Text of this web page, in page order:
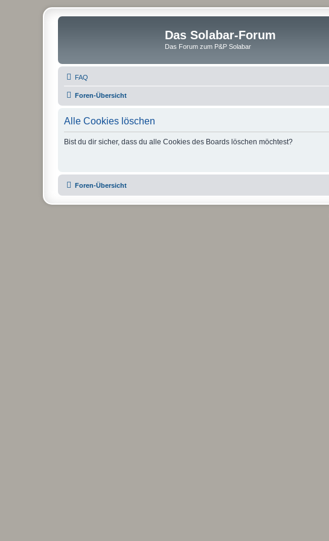
Das Solabar-Forum
Das Forum zum P&P Solabar
FAQ
Foren-Übersicht
Alle Cookies löschen
Bist du dir sicher, dass du alle Cookies des Boards löschen möchtest?
Foren-Übersicht